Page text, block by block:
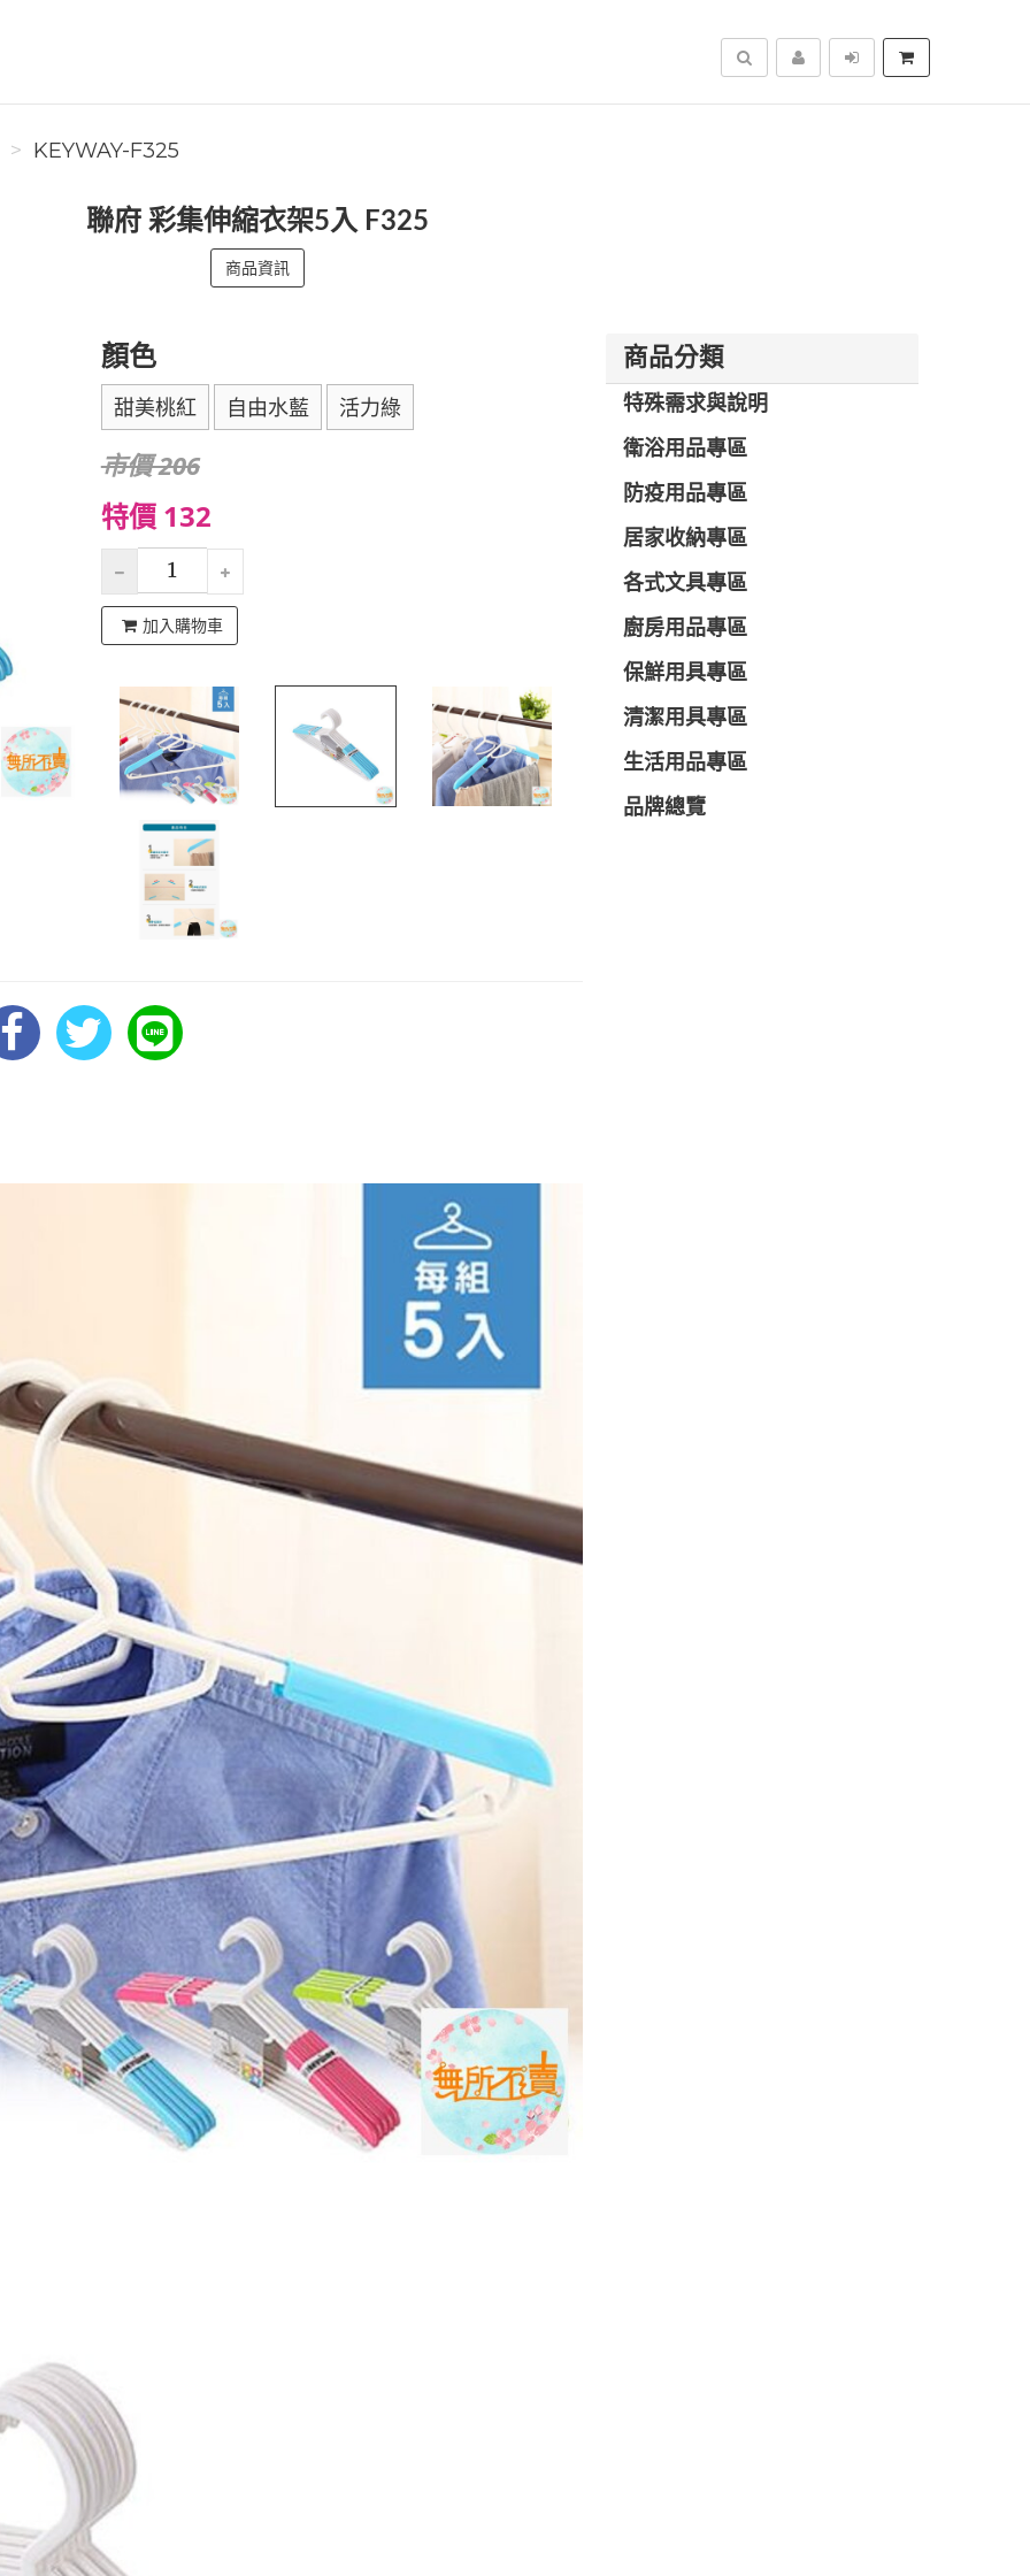
搜尋
KEYWAY-F325
聯府 彩集伸縮衣架5入 F325
商品資訊
顏色
甜美桃紅 自由水藍 活力綠
市價 206
特價 132
加入購物車
商品分類
特殊需求與說明
衛浴用品專區
防疫用品專區
居家收納專區
各式文具專區
廚房用品專區
保鮮用具專區
清潔用具專區
生活用品專區
品牌總覽